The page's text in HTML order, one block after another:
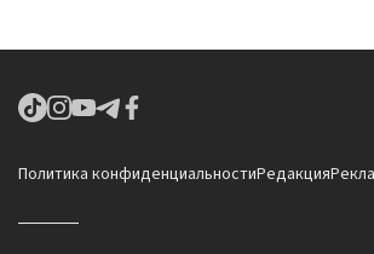
Политика конфиденциальностиРедакция